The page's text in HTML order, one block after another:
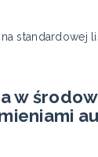
standardowej
w